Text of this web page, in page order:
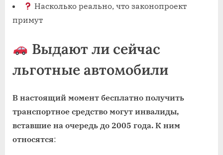
Насколько реально, что законопроект
примут
Выдают ли сейчас
льготные автомобили
В настоящий момент бесплатно получить
транспортное средство могут инвалиды,
вставшие на очередь до 2005 года. К ним
относятся: